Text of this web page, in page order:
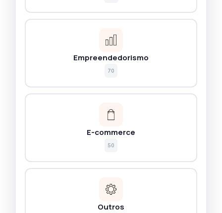
Empreendedorismo
70
E-commerce
50
Outros